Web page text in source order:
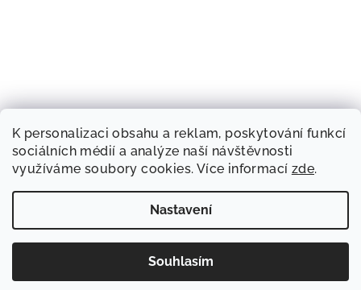
K personalizaci obsahu a reklam, poskytování funkcí
sociálních médií a analýze naší návštěvnosti
využíváme soubory cookies. Více informací zde.
Nastavení
Souhlasím